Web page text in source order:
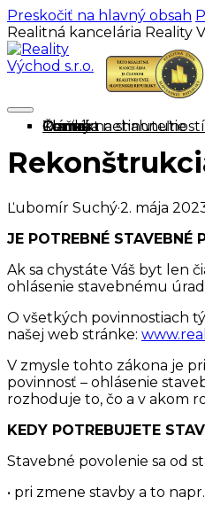
Preskočiť na hlavný obsah
Realitná kancelária Reality
Domov
Ponuka nehnuteľností
Cenník
O mne
Tlačivá na stiahnutie
Články
Kontakt
Ľubomír Suchý·2. mája
JE POTREBNÉ STAVEBNÉ
Ak sa chystáte Váš byt len
ohlásenie stavebnému
O všetkých povinnostiach
našej web stránke:
V zmysle tohto zákona je
povinnosť – ohlásenie
rozhoduje to, čo a v akom
KEDY POTREBUJETE
Stavebné povolenie sa od
• pri zmene stavby a to